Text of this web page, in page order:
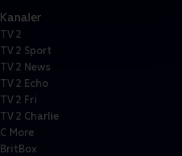
Kanaler
TV 2
TV 2 Sport
TV 2 News
TV 2 Echo
TV 2 Fri
TV 2 Charlie
C More
BritBox